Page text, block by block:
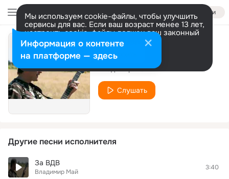
Войти
Мы используем cookie-файлы, чтобы улучшить
сервисы для вас. Если ваш возраст менее 13 лет,
настроить cookie-файлы должен ваш законный
представитель. Больше информации
Разрешить все Настроить
Горячая точка
Владимир Май
Слушать
Другие песни исполнителя
За ВДВ
Владимир Май
3:40
Информация о контенте
на платформе — здесь